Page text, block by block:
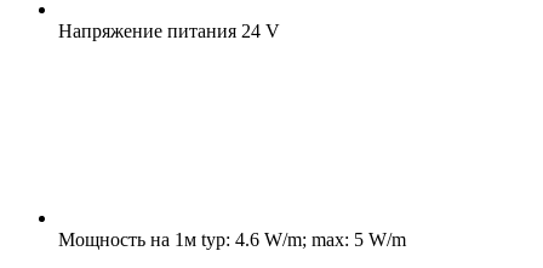
Напряжение питания 24 V
Мощность на 1м typ: 4.6 W/m; max: 5 W/m